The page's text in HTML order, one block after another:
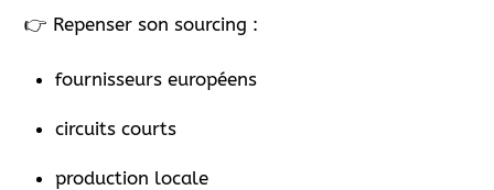
👉 Repenser son sourcing :
fournisseurs européens
circuits courts
production locale